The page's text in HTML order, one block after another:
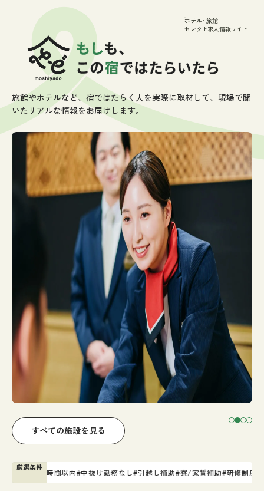
ホテル・旅館
セレクト求人情報サイト
旅館やホテルなど、宿ではたらく人を実際に取材して、 現場で聞
いたリアルな情報をお届けします。
残業時間や年間休日など、一定条件を満たした施設のみを厳選し
てご紹介します。
厳選条件
月30時間以内#中抜け勤務なし#引越し補助#寮/家賃補助#研修制度#退職金
もし宿とは
すべての施設を見る
すべての求人を見る
コラムを見る